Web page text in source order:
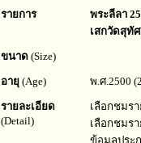
รายการ
พระลีลา
เสกวัดสุทั
ขนาด (Size)
อายุ (Age) พ.ศ.2500
รายละเอียด
(Detail)
เลือกชมร
เลือกชมร
ข้อมูลประ